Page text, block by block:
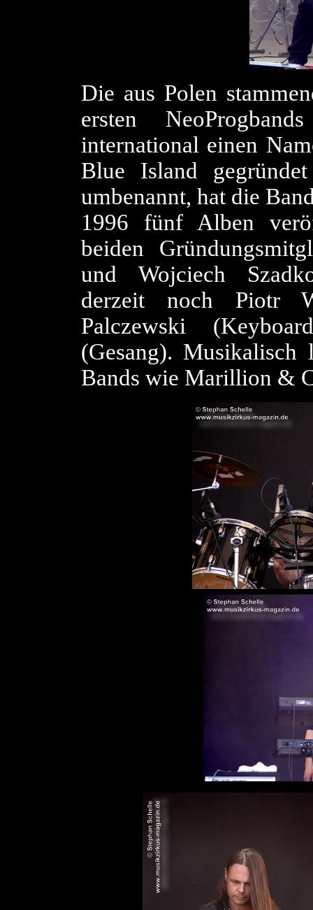
Die aus Polen
ersten
international einen
Blue Island
umbenannt, hat die
1996 fünf Alben
beiden
und Wojciech
derzeit noch Piotr
Palczewski
(Gesang).
Bands wie Marillion &